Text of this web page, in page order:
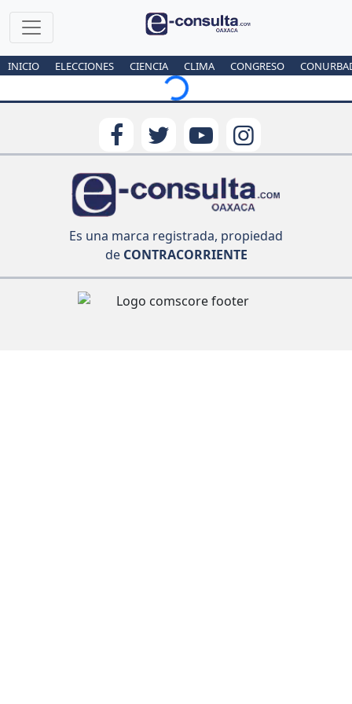
INICIO ELECCIONES CIENCIA CLIMA CONGRESO
Loading...
Es una marca registrada, propiedad
deCONTRACORRIENTE